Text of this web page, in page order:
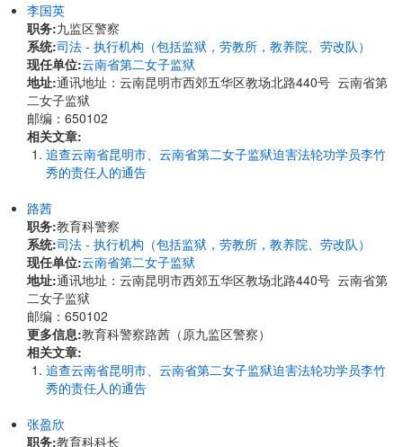
李国英
职务:九监区警察
系统:司法 - 执行机构（包括监狱，劳教所，教养院、劳改队）
现任单位:云南省第二女子监狱
地址:通讯地址：云南昆明市西郊五华区教场北路440号 云南省第
二女子监狱
邮编：650102
相关文章:
追查云南省昆明市、云南省第二女子监狱迫害法轮功学员李竹
秀的责任人的通告
路茜
职务:教育科警察
系统:司法 - 执行机构（包括监狱，劳教所，教养院、劳改队）
现任单位:云南省第二女子监狱
地址:通讯地址：云南昆明市西郊五华区教场北路440号 云南省第
二女子监狱
邮编：650102
更多信息:教育科警察路茜（原九监区警察）
相关文章:
追查云南省昆明市、云南省第二女子监狱迫害法轮功学员李竹
秀的责任人的通告
张盈欣
职务:教育科科长